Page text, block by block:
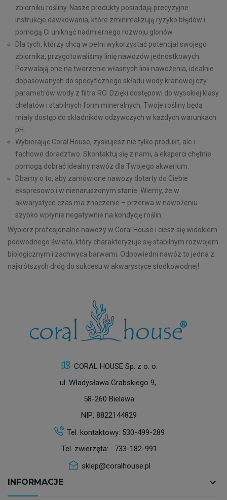
zbiorniku rośliny. Nasze produkty posiadają precyzyjne
instrukcje dawkowania, które zminimalizują ryzyko błędów i
pomogą Ci uniknąć nadmiernego rozwoju glonów.
Dla tych, którzy chcą w pełni wykorzystać potencjał swojego
zbiornika, przygotowaliśmy linię nawozów jednostkowych.
Pozwalają one na tworzenie własnych linii nawożenia, idealnie
dopasowanych do specyficznego składu wody kranowej czy
parametrów wody z filtra RO. Dzięki dostępowi do wysokiej klasy
chelatów i stabilnych form mineralnych, Twoje rośliny będą
miały dostęp do składników odżywczych w każdych warunkach
pH.
Wybierając Coral House, zyskujesz nie tylko produkt, ale i
fachowe doradztwo. Skontaktuj się z nami, a eksperci chętnie
pomogą dobrać idealny nawóz dla Twojego akwarium.
Dbamy o to, aby zamówione nawozy dotarły do Ciebie
ekspresowo i w nienaruszonym stanie. Wiemy, że w
akwarystyce czas ma znaczenie – przerwa w nawożeniu
szybko wpłynie negatywnie na kondycję roślin.
Wybierz profesjonalne nawozy w Coral House i ciesz się widokiem
podwodnego świata, który charakteryzuje się stabilnym rozwojem
biologicznym i zachwyca barwami. Odpowiedni nawóz to jedna z
najkrótszych dróg do sukcesu w akwarystyce słodkowodnej!
CORAL HOUSE Sp. z o. o.
ul. Władysława Grabskiego 9,
58-260 Bielawa
NIP: 8822144829
Tel. kontaktowy: 530-499-289
Tel. zwierzęta: 733-182-991
sklep@coralhouse.pl
INFORMACJE keyboard_arrow_down